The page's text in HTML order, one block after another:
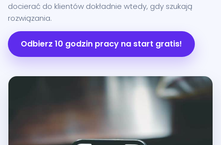
docierać do klientów dokładnie wtedy, gdy szukają
rozwiązania.
Odbierz 10 godzin pracy na start gratis!